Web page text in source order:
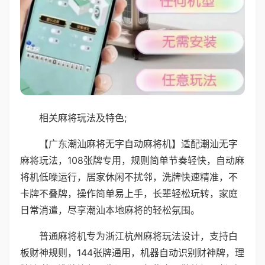
相关麻将玩法及特色;
【广东潮汕麻将无字自动麻将机】适配潮汕无字
麻将玩法，108张牌专用，规则简单节奏轻快，自动麻
将机低噪运行，居家休闲不扰邻，洗牌快速精准，不
卡牌不叠牌，操作简单易上手，长辈轻松玩转，家庭
日常消遣，尽享潮汕本地麻将的轻松氛围。
普通麻将机专为浙江杭州麻将玩法设计，支持白
板财神规则，144张牌通用，机器自动识别财神牌，理